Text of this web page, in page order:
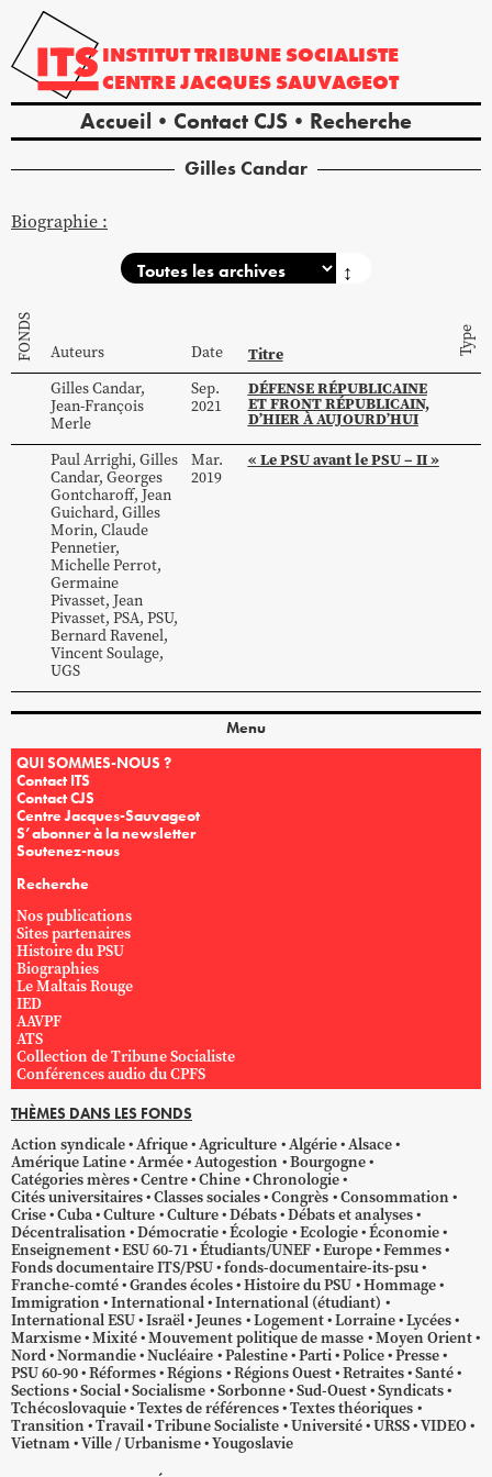
INSTITUTTRIBUNE SOCIALISTE
CENTREJACQUES SAUVAGEOT
Accueil Contact CJS Recherche
GillesCandar
Biographie :
↕
FONDS Auteurs Date Titre Type
GillesCandar,
Jean-François
Merle
Sep.
2021
DÉFENSE RÉPUBLICAINE
ET FRONT RÉPUBLICAIN,
D’HIER À AUJOURD’HUI
PaulArrighi, Gilles
Candar, Georges
Gontcharoff, Jean
Guichard, Gilles
Morin, Claude
Pennetier,
MichellePerrot,
Germaine
Pivasset, Jean
Pivasset, PSA, PSU,
BernardRavenel,
VincentSoulage,
UGS
Mar.
2019
« Le PSU avant le PSU – II »
Menu
QUI SOMMES-NOUS ?
Contact ITS
Contact CJS
Centre Jacques-Sauvageot
S’abonner à la newsletter
Soutenez-nous
Recherche
Nos publications
Sites partenaires
Histoire du PSU
Biographies
Le Maltais Rouge
IED
AAVPF
ATS
Collection de Tribune Socialiste
Conférences audio du CPFS
THÈMES DANS LES FONDS
Action syndicale Afrique Agriculture Algérie Alsace
Amérique Latine Armée Autogestion
Bourgogne
Catégories mères Centre Chine Chronologie
Cités universitaires Classes sociales Congrès Consommation
Crise Cuba Culture Culture Débats Débats et analyses
Décentralisation Démocratie Écologie Ecologie Économie
Enseignement ESU 60-71 Étudiants/UNEF Europe Femmes
Fonds documentaire ITS/PSU fonds-documentaire-its-psu
Franche-comté Grandes écoles Histoire du PSU Hommage
Immigration International International (étudiant)
International ESU Israël Jeunes Logement Lorraine Lycées
Marxisme Mixité Mouvement politique de masse Moyen Orient
Nord Normandie Nucléaire Palestine Parti Police Presse
PSU 60-90 Réformes Régions Régions Ouest Retraites Santé
Sections Social Socialisme Sorbonne Sud-Ouest Syndicats
Tchécoslovaquie Textes de références Textes théoriques
Transition Travail Tribune Socialiste Université URSS VIDEO
Vietnam Ville / Urbanisme Yougoslavie